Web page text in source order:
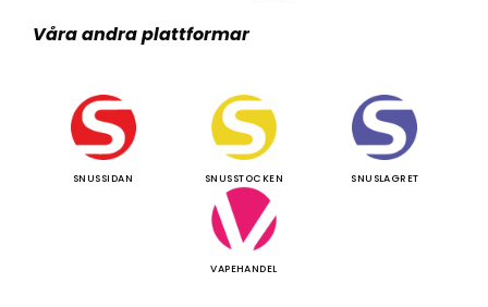
Våra andra plattformar
SNUSSIDAN SNUSSTOCKEN SNUSLAGRET
VAPEHANDEL